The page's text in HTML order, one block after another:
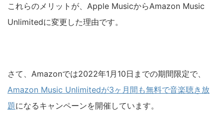
これらのメリットが、Apple MusicからAmazon Music
Unlimitedに変更した理由です。
さて、Amazonでは2022年1月10日までの期間限定で、
Amazon Music Unlimitedが3ヶ月間も無料で音楽聴き放
題になるキャンペーンを開催しています。